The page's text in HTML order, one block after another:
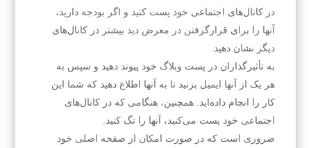
در کانال‌های اجتماعی خود پست کنید و اگر بودجه دارید،
آنها را برای قرارگرفتن در معرض دید بیشتر در کانال‌های
دیگر نشان دهید.
به تأثیرگذاران در پست وبلاگ خود پیوند دهید و سپس به
هر یک از آنها ایمیل بزنید تا به آنها اطلاع دهید که شما این
کار را انجام داده‌اید. همچنین، هنگامی که در کانال‌های
اجتماعی خود پست می‌کنید، آنها را تگ کنید.
ضروری است که در صورت امکان از صفحه اصلی خود